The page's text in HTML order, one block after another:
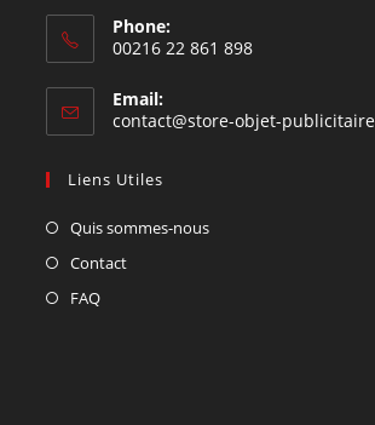
Phone:
00216 22 861 898
Email:
contact@store-objet-
Liens Utiles
Quis sommes-nous
Contact
FAQ